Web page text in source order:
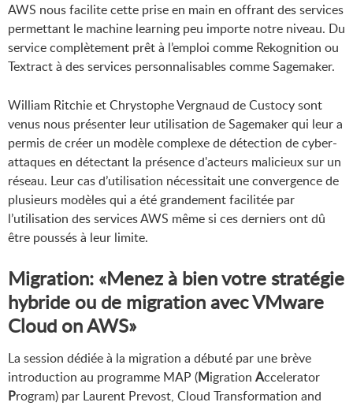
AWS nous facilite cette prise en main en offrant des services
permettant le machine learning peu importe notre niveau. Du
service complètement prêt à l’emploi comme Rekognition ou
Textract à des services personnalisables comme Sagemaker.
William Ritchie et Chrystophe Vergnaud de Custocy sont
venus nous présenter leur utilisation de Sagemaker qui leur a
permis de créer un modèle complexe de détection de cyber-
attaques en détectant la présence d'acteurs malicieux sur un
réseau. Leur cas d’utilisation nécessitait une convergence de
plusieurs modèles qui a été grandement facilitée par
l’utilisation des services AWS même si ces derniers ont dû
être poussés à leur limite.
Migration: «Menez à bien votre stratégie
hybride ou de migration avec VMware
Cloud on AWS»
La session dédiée à la migration a débuté par une brève
introduction au programme MAP (Migration Accelerator
Program) par Laurent Prevost, Cloud Transformation and